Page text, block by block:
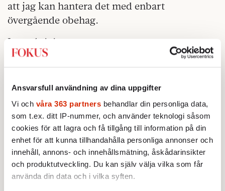
Ansvarsfull användning av dina uppgifter
Vi och våra 363 partners behandlar din personliga data,
som t.ex. ditt IP-nummer, och använder teknologi såsom
cookies för att lagra och få tillgång till information på din
enhet för att kunna tillhandahålla personliga annonser och
innehåll, annons- och innehållsmätning, åskådarinsikter
och produktutveckling. Du kan själv välja vilka som får
använda din data och i vilka syften.
att jag kan hantera det med enbart
övergående obehag.
Interaktivitet, respons,
tvåvägskommunikation har ett egenvärde.
Men frånvaron av allt det har också ett
egenvärde. Och det finns skäl att tänka
igenom var vi vill ha det ena och var vi vill
ha det andra, och i vilken balans vi vill ha
dem. Själv vill jag helst vara i fred i ett rum
och skriva poesi. Men det är alltid någon som
ringer på dörren, bildligt talat.
Och, ja, tyck vad ni vill om detta. Jag